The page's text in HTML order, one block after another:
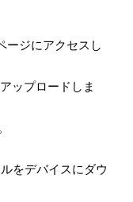
ージにアクセスし
ップロードしま
をデバイスにダウ